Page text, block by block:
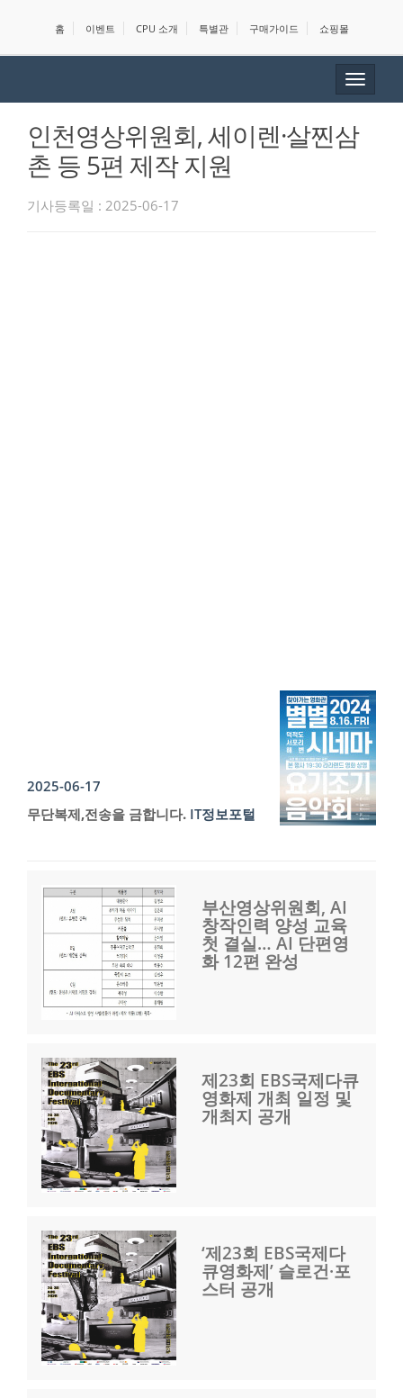
홈 이벤트 CPU 소개 특별관 구매가이드 쇼핑몰
Toggle
인천영상위원회, 세이렌·살찐삼
촌 등 5편 제작 지원
기사등록일 : 2025-06-17
2025-06-17
무단복제,전송을 금합니다. IT정보포털
부산영상위원회, AI
창작인력 양성 교육
첫 결실… AI 단편영
화 12편 완성
제23회 EBS국제다큐
영화제 개최 일정 및
개최지 공개
‘제23회 EBS국제다
큐영화제’ 슬로건·포
스터 공개